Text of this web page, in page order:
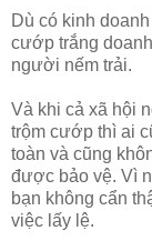
Dù có kinh
cướp trắng
người nếm trải.
Và khi cả xã hội
trộm cướp thì ai
toàn và cũng
được bảo vệ. Vì
bạn không cẩn
việc lấy lệ.